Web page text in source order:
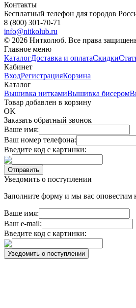
Контакты
Бесплатный телефон для городов
8 (800) 301-70-71
info@nitkolub.ru
© 2026 Нитколюб. Все права
Главное меню
КаталогДоставка и оплатаСкидки
Кабинет
ВходРегистрацияКорзина
Каталог
Вышивка ниткамиВышивка бисером
Товар добавлен в корзину
OK
Заказать обратный звонок
Ваше имя:
Ваш номер телефона:
Введите код с картинки:
Уведомить о поступлении
Заполните форму и мы вас оповестим
Ваше имя:
Ваш e-mail:
Введите код с картинки: